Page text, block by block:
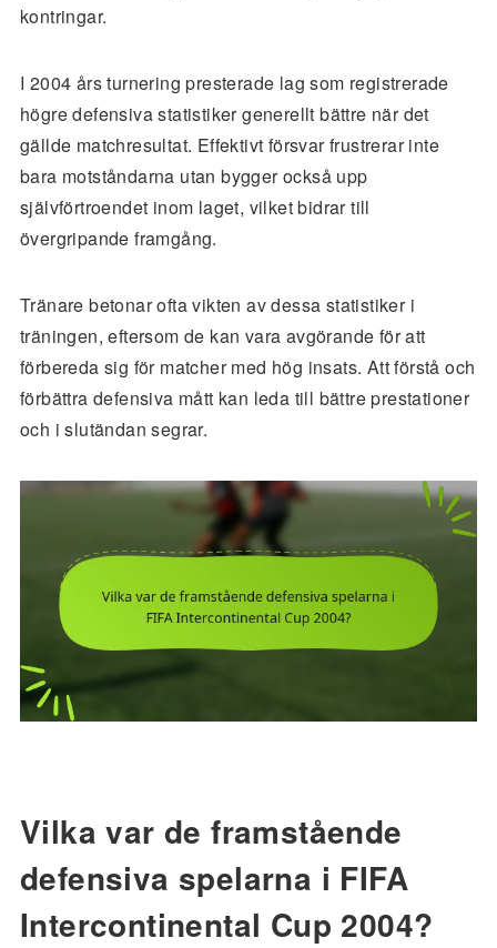
kontringar.
I 2004 års turnering presterade lag som registrerade
högre defensiva statistiker generellt bättre när det
gällde matchresultat. Effektivt försvar frustrerar inte
bara motståndarna utan bygger också upp
självförtroendet inom laget, vilket bidrar till
övergripande framgång.
Tränare betonar ofta vikten av dessa statistiker i
träningen, eftersom de kan vara avgörande för att
förbereda sig för matcher med hög insats. Att förstå och
förbättra defensiva mått kan leda till bättre prestationer
och i slutändan segrar.
Vilka var de framstående
defensiva spelarna i FIFA
Intercontinental Cup 2004?